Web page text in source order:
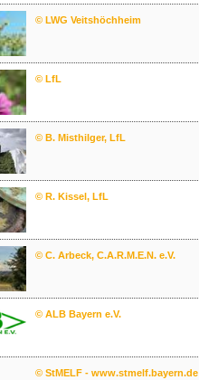
© LWG Veitshöchheim
© LfL
© B. Misthilger, LfL
© R. Kissel, LfL
© C. Arbeck, C.A.R.M.E.N. e.V.
© ALB Bayern e.V.
© StMELF - www.stmelf.bayern.de